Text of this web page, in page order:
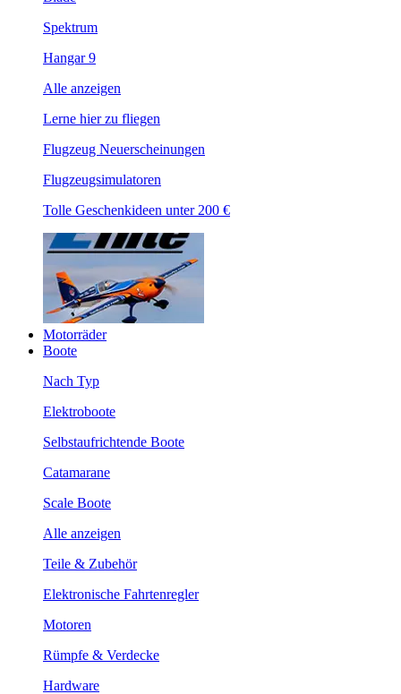
Spektrum
Hangar 9
Alle anzeigen
Lerne hier zu fliegen
Flugzeug Neuerscheinungen
Flugzeugsimulatoren
Tolle Geschenkideen unter 200 €
Motorräder
Boote
Nach Typ
Elektroboote
Selbstaufrichtende Boote
Catamarane
Scale Boote
Alle anzeigen
Teile & Zubehör
Elektronische Fahrtenregler
Motoren
Rümpfe & Verdecke
Hardware